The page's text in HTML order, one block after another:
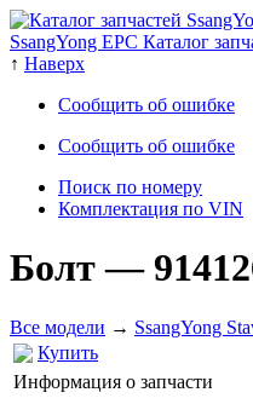
SsangYong EPC Каталог
↑ Наверх
Сообщить об ошибке
Сообщить об ошибке
Поиск по номеру
Комплектация по VIN
Болт—
Все модели → SsangYong
Купить
Информация о запчасти